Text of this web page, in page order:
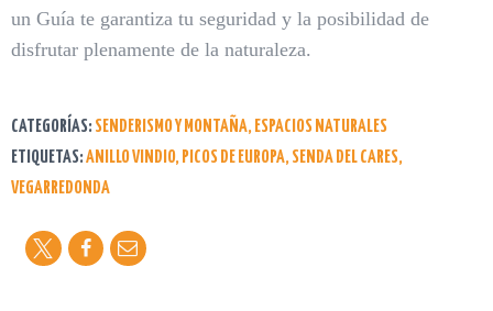
un Guía te garantiza tu seguridad y la posibilidad de
disfrutar plenamente de la naturaleza.
CATEGORÍAS:SENDERISMO Y MONTAÑA, ESPACIOS NATURALES
ETIQUETAS:ANILLO VINDIO, PICOS DE EUROPA,SENDA DEL CARES,
VEGARREDONDA